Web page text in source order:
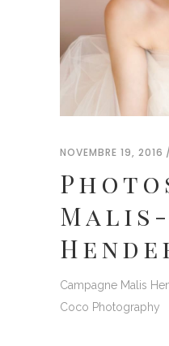
NOVEMBRE 19, 2016
Malis-
Campagne Malis
Coco Photography